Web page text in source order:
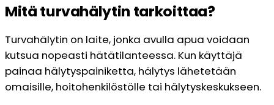
Mitä turvahälytin tarkoittaa?
Turvahälytin on laite, jonka avulla apua voidaan
kutsua nopeasti hätätilanteessa. Kun käyttäjä
painaa hälytyspainiketta, hälytys lähetetään
omaisille, hoitohenkilöstölle tai hälytyskeskukseen.